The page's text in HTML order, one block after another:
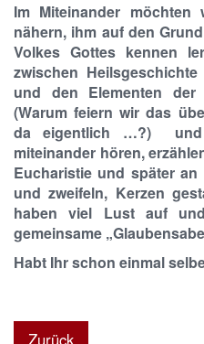
Im Miteinander möchten
nähern, ihm auf den
Volkes Gottes kennen
zwischen
und den Elementen der
(Warum feiern wir das
da eigentlich …?) und
miteinander hören,
Eucharistie und später
und zweifeln, Kerzen
haben viel Lust auf
gemeinsame
Habt Ihr schon einmal
Zurück